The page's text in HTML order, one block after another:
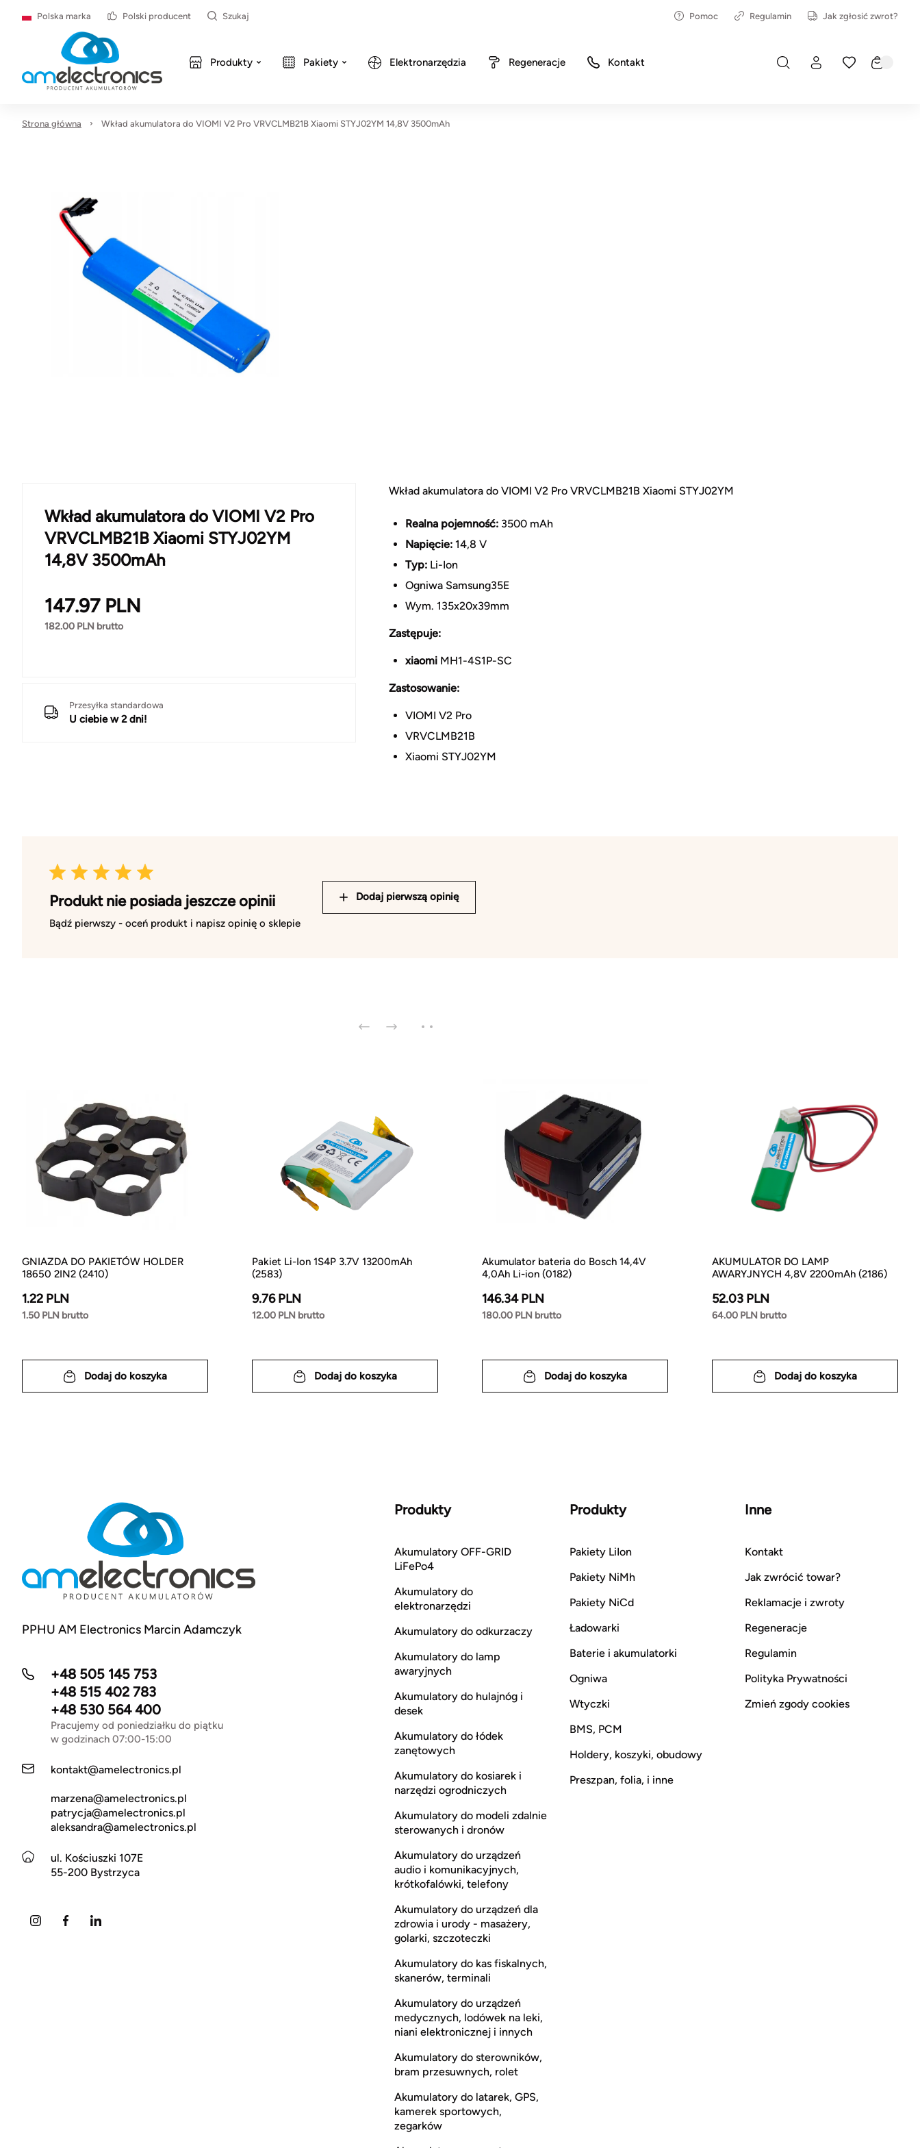
Polska marka Polski producent Szukaj Pomoc Regulamin Jak zgłosić zwrot?
Produkty Pakiety Elektronarzędzia Regeneracje Kontakt
Strona główna Wkład akumulatora do VIOMI V2 Pro VRVCLMB21B Xiaomi STYJ02YM 14,8V 3500mAh
Wkład akumulatora do VIOMI V2 Pro
VRVCLMB21B Xiaomi STYJ02YM
14,8V 3500mAh
147.97PLN
182.00 PLN brutto
Przesyłka standardowa
U ciebie w 2 dni!
Wkład akumulatora do VIOMI V2 Pro VRVCLMB21B Xiaomi STYJ02YM
Realna pojemność: 3500 mAh
Napięcie: 14,8 V
Typ: Li-Ion
Ogniwa Samsung35E
Wym. 135x20x39mm
Zastępuje:
xiaomi MH1-4S1P-SC
Zastosowanie:
VIOMI V2 Pro
VRVCLMB21B
Xiaomi STYJ02YM
Produkt nie posiada jeszcze opinii
Bądź pierwszy - oceń produkt i napisz opinię o sklepie
Dodaj pierwszą opinię
GNIAZDA DO PAKIETÓW HOLDER
18650 2IN2 (2410)
1.22 PLN
1.50 PLN brutto
Dodaj do koszyka
Pakiet Li-Ion 1S4P 3.7V 13200mAh
(2583)
9.76 PLN
12.00 PLN brutto
Dodaj do koszyka
Akumulator bateria do Bosch 14,4V
4,0Ah Li-ion (0182)
146.34 PLN
180.00 PLN brutto
Dodaj do koszyka
AKUMULATOR DO LAMP
AWARYJNYCH 4,8V 2200mAh (2186)
52.03 PLN
64.00 PLN brutto
Dodaj do koszyka
PPHU AM Electronics Marcin Adamczyk
+48 505 145 753
+48 515 402 783
+48 530 564 400
Pracujemy od poniedziałku do piątku
w godzinach 07:00-15:00
kontakt@amelectronics.pl
marzena@amelectronics.pl
patrycja@amelectronics.pl
aleksandra@amelectronics.pl
ul. Kościuszki 107E
55-200 Bystrzyca
Produkty
Akumulatory OFF-GRID
LiFePo4
Akumulatory do
elektronarzędzi
Akumulatory do odkurzaczy
Akumulatory do lamp
awaryjnych
Akumulatory do hulajnóg i
desek
Akumulatory do łódek
zanętowych
Akumulatory do kosiarek i
narzędzi ogrodniczych
Akumulatory do modeli zdalnie
sterowanych i dronów
Akumulatory do urządzeń
audio i komunikacyjnych,
krótkofalówki, telefony
Akumulatory do urządzeń dla
zdrowia i urody - masażery,
golarki, szczoteczki
Akumulatory do kas fiskalnych,
skanerów, terminali
Akumulatory do urządzeń
medycznych, lodówek na leki,
niani elektronicznej i innych
Akumulatory do sterowników,
bram przesuwnych, rolet
Akumulatory do latarek, GPS,
kamerek sportowych,
zegarków
Produkty
Pakiety LiIon
Pakiety NiMh
Pakiety NiCd
Ładowarki
Baterie i akumulatorki
Ogniwa
Wtyczki
BMS, PCM
Holdery, koszyki, obudowy
Preszpan, folia, i inne
Inne
Kontakt
Jak zwrócić towar?
Reklamacje i zwroty
Regeneracje
Regulamin
Polityka Prywatności
Zmień zgody cookies